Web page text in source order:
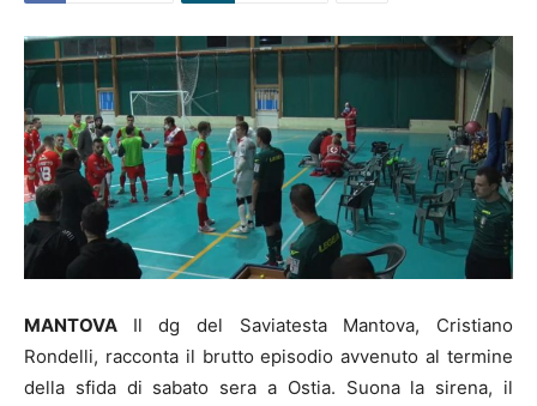
MANTOVA Il dg del Saviatesta Mantova, Cristiano
Rondelli, racconta il brutto episodio avvenuto al termine
della sfida di sabato sera a Ostia. Suona la sirena, il